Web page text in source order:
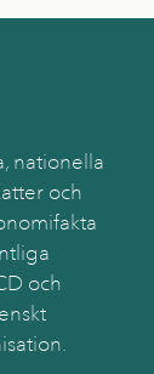
nationella
och
och